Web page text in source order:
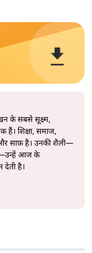
के सबसे सूक्ष्म,
हैं। शिक्षा, समाज,
और साफ़ है। उनकी शैली—
आज के
देती है।